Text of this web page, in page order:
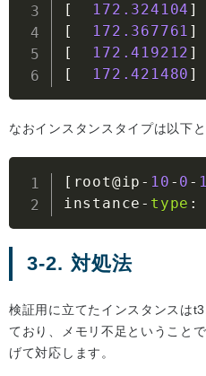
[
172.324104 ]
[
172.367761 ]
[
172.419212 ]
[
172.421480 ]
なおインスタンスタイプは以下と
[ root@ip - 10 - 0 -
instance - type :
3-2. 対処法
検証用に立てたインスタンスは
ており、メモリ不足ということ
げて対応します。